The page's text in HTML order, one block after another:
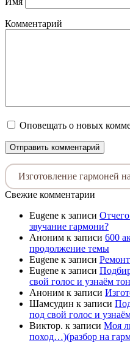
Комментарий
Оповещать о новых
Изготовление гармоней
Свежие комментарии
Eugene к записи
звучание гармони?
Аноним к записи 600
продолжение темы
Eugene к записи
Eugene к записи
свой голос и узнаём
Аноним к записи
Шамсудин к записи
под свой голос и
Виктор. к записи Моя
поход…)(разбор на